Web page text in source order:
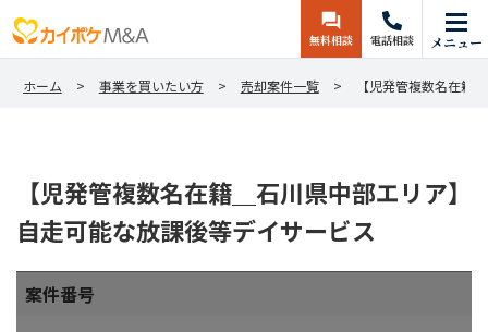
無料相談 電話相談 メニュー
ホーム 事業を買いたい方 売却案件一覧 【児発管複数名在籍
【児発管複数名在籍＿石川県中部エリア】
自走可能な放課後等デイサービス
案件番号